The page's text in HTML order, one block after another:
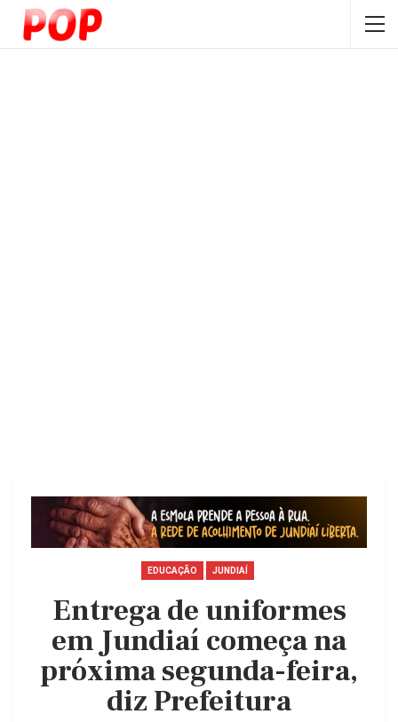
EDUCAÇÃO JUNDIAÍ
Entrega de uniformes
em Jundiaí começa na
próxima segunda-feira,
diz Prefeitura